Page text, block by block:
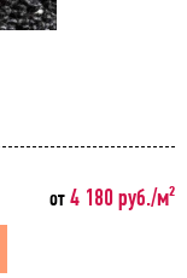
от4 180 руб./м²